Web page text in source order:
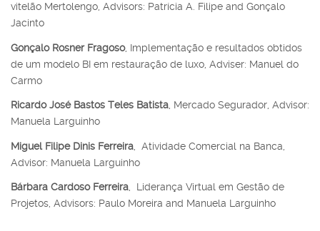
vitelão Mertolengo, Advisors: Patrícia A. Filipe and Gonçalo
Jacinto
Gonçalo Rosner Fragoso, Implementação e resultados obtidos
de um modelo BI em restauração de luxo, Adviser: Manuel do
Carmo
Ricardo José Bastos Teles Batista, Mercado Segurador, Advisor:
Manuela Larguinho
Miguel Filipe Dinis Ferreira , Atividade Comercial na Banca,
Advisor: Manuela Larguinho
Bárbara Cardoso Ferreira, Liderança Virtual em Gestão de
Projetos, Advisors: Paulo Moreira and Manuela Larguinho